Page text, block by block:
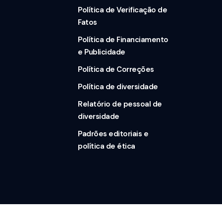
Política de Verificação de
Fatos
Política de Financiamento
e Publicidade
Política de Correções
Política de diversidade
Relatório de pessoal de
diversidade
Padrões editoriais e
política de ética